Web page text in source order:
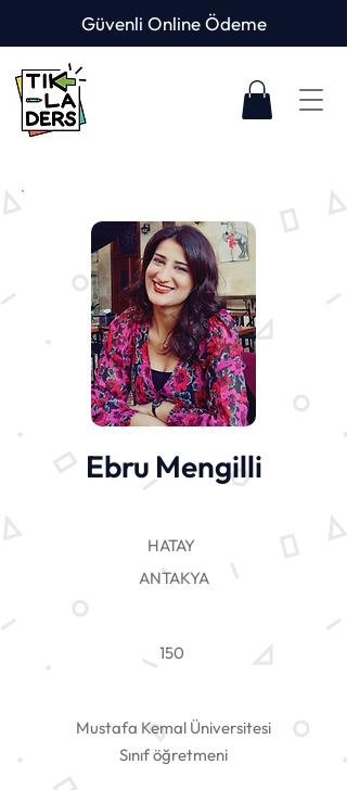
Güvenli Online Ödeme
Ebru Mengilli
HATAY
ANTAKYA
150
Mustafa Kemal Üniversitesi
Sınıf öğretmeni